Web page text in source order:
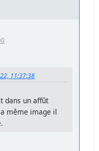
11:37:38
dans un affût
même image il